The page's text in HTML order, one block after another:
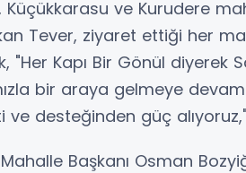
Küçükkarasu ve Kurudere
Tever, ziyaret ettiği her
"Her Kapı Bir Gönül diyerek
bir araya gelmeye
desteğinden güç
Mahalle Başkanı Osman